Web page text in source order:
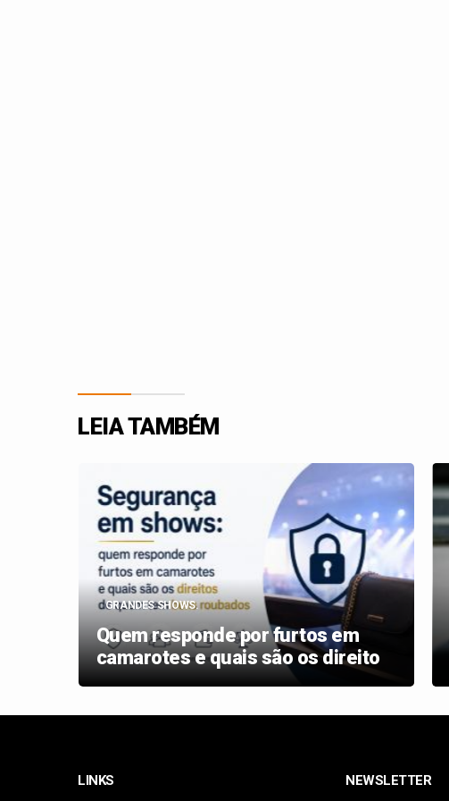
LEIA TAMBÉM
GRANDES SHOWS.
Quem responde por furtos em
camarotes e quais são os direito
LINKS NEWSLETTER